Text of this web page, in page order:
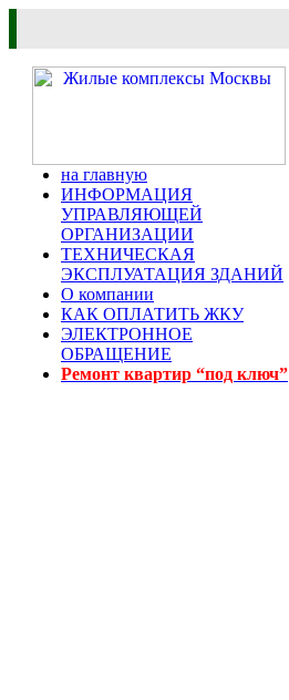
на главную
ИНФОРМАЦИЯ
УПРАВЛЯЮЩЕЙ
ОРГАНИЗАЦИИ
ТЕХНИЧЕСКАЯ
ЭКСПЛУАТАЦИЯ ЗДАНИЙ
О компании
КАК ОПЛАТИТЬ ЖКУ
ЭЛЕКТРОННОЕ
ОБРАЩЕНИЕ
Ремонт квартир “под ключ”